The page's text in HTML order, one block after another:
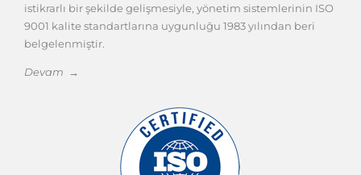
istikrarlı bir şekilde gelişmesiyle, yönetim sistemlerinin ISO
9001 kalite standartlarına uygunluğu 1983 yılından beri
belgelenmiştir.
Devam →